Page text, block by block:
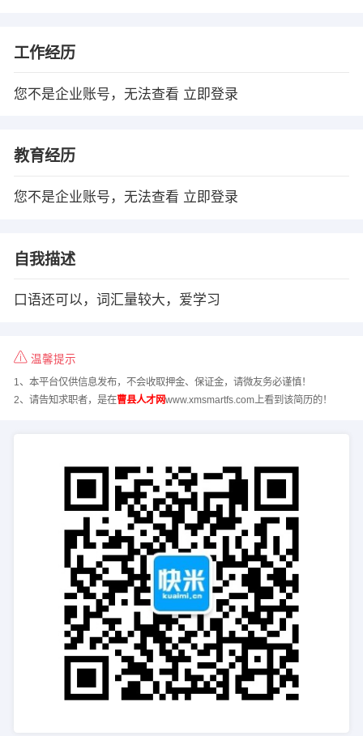
工作经历
您不是企业账号，无法查看 立即登录
教育经历
您不是企业账号，无法查看 立即登录
自我描述
口语还可以，词汇量较大，爱学习
温馨提示
1、本平台仅供信息发布，不会收取押金、保证金，请微友务必谨慎！
2、请告知求职者，是在曹县人才网www.xmsmartfs.com上看到该简历的！